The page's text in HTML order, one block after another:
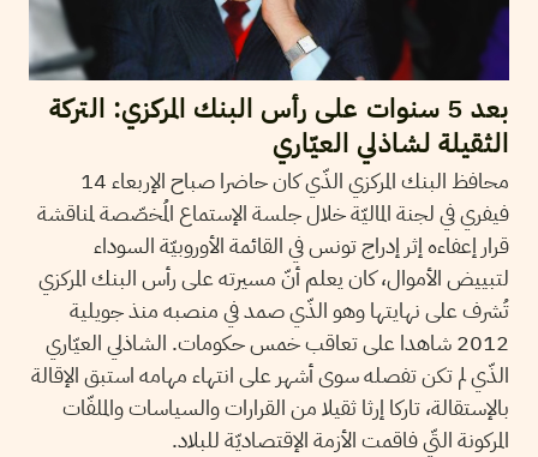
بعد 5 سنوات على رأس البنك المركزي: التركة
الثقيلة لشاذلي العيّاري
محافظ البنك المركزي الذّي كان حاضرا صباح الإربعاء 14
فيفري في لجنة الماليّة خلال جلسة الإستماع المُخصّصة لمناقشة
قرار إعفاءه إثر إدراج تونس في القائمة الأوروبيّة السوداء
لتبييض الأموال، كان يعلم أنّ مسيرته على رأس البنك المركزي
تُشرف على نهايتها وهو الذّي صمد في منصبه منذ جويلية
2012 شاهدا على تعاقب خمس حكومات. الشاذلي العيّاري
الذّي لم تكن تفصله سوى أشهر على انتهاء مهامه استبق الإقالة
بالإستقالة، تاركا إرثا ثقيلا من القرارات والسياسات والملفّات
المركونة التّي فاقمت الأزمة الإقتصاديّة للبلاد.